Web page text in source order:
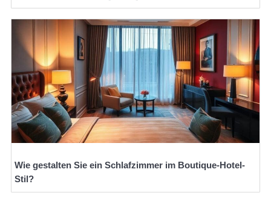
Wie gestalten Sie ein Schlafzimmer im Boutique-Hotel-
Stil?